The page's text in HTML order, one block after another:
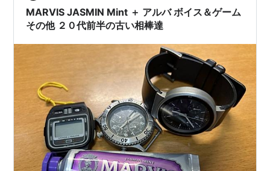
MARVIS JASMIN Mint ＋ アルバ ボイス＆ゲーム
その他 ２０代前半の古い相棒達